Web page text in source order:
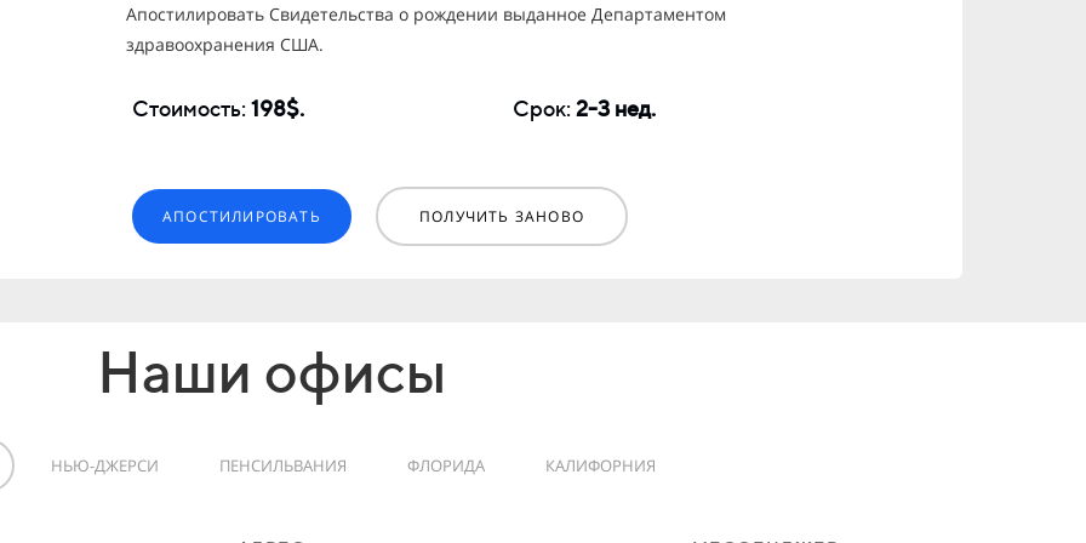
Апостилировать Свидетельства о рождении выданное Департаментом
здравоохранения США.
Стоимость: 198$. Срок: 2-3 нед.
АПОСТИЛИРОВАТЬ ПОЛУЧИТЬ ЗАНОВО
Наши офисы
НЬЮ-ДЖЕРСИ ПЕНСИЛЬВАНИЯ ФЛОРИДА КАЛИФОРНИЯ